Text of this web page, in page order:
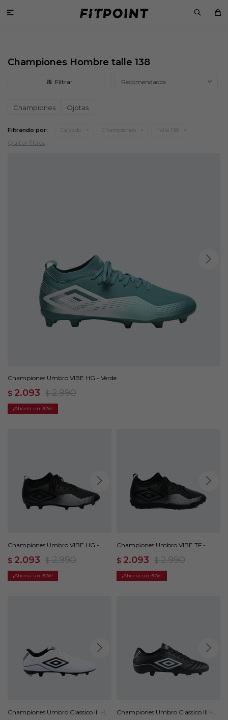

Championes Hombre talle 138
Recomendados
Championes Ojotas
Filtrando por: Calzado Championes Talle 138
Quitar filtros
Championes Umbro VIBE HG - Verde
$ 2.093 $ 2.990
30
Championes Umbro VIBE HG -
$ 2.093 $ 2.990
30
Championes Umbro VIBE TF -
$ 2.093 $ 2.990
30
Championes Umbro Classico III HG
Championes Umbro Classico III HG